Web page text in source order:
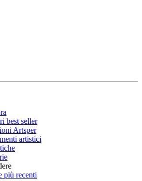
best seller
Artsper
artistici
più recenti